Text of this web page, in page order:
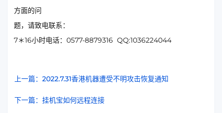
方面的问
题，请致电联系：
7＊16小时电话：0577-8879316 QQ:1036224044
上一篇：2022.7.31香港机器遭受不明攻击恢复通知
下一篇：挂机宝如何远程连接